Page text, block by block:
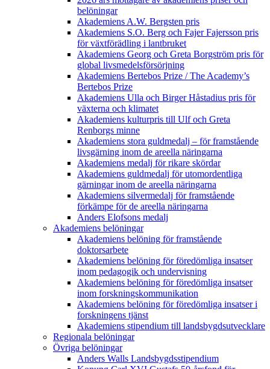
belöningar
Akademiens A.W. Bergsten pris
Akademiens S.O. Berg och Fajer Fajersson pris
för växtförädling i lantbruket
Akademiens Georg och Greta Borgström pris för
global livsmedelsförsörjning
Akademiens Bertebos Prize / The Academy’s
Bertebos Prize
Akademiens Ulla och Birger Håstadius pris för
växterna och klimatet
Akademiens kulturpris till Ulf och Greta
Renborgs minne
Akademiens stora guldmedalj – för framstående
livsgärning inom de areella näringarna
Akademiens medalj för rikare skördar
Akademiens guldmedalj för utomordentliga
gärningar inom de areella näringarna
Akademiens silvermedalj för framstående
förkämpe för de areella näringarna
Anders Elofsons medalj
Akademiens belöningar
Akademiens belöning för framstående
doktorsarbete
Akademiens belöning för föredömliga insatser
inom pedagogik och undervisning
Akademiens belöning för föredömliga insatser
inom forskningskommunikation
Akademiens belöning för föredömliga insatser i
forskningens tjänst
Akademiens stipendium till landsbygdsutvecklare
Regionala belöningar
Övriga belöningar
Anders Walls Landsbygdsstipendium